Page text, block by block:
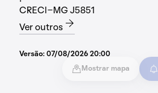
Mostrar mapa
CRECI-MG J5851
Ver outros
Versão: 07/08/2026 20:00